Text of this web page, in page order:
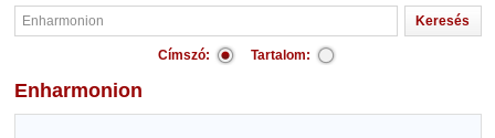
Címszó: Tartalom:
Enharmonion